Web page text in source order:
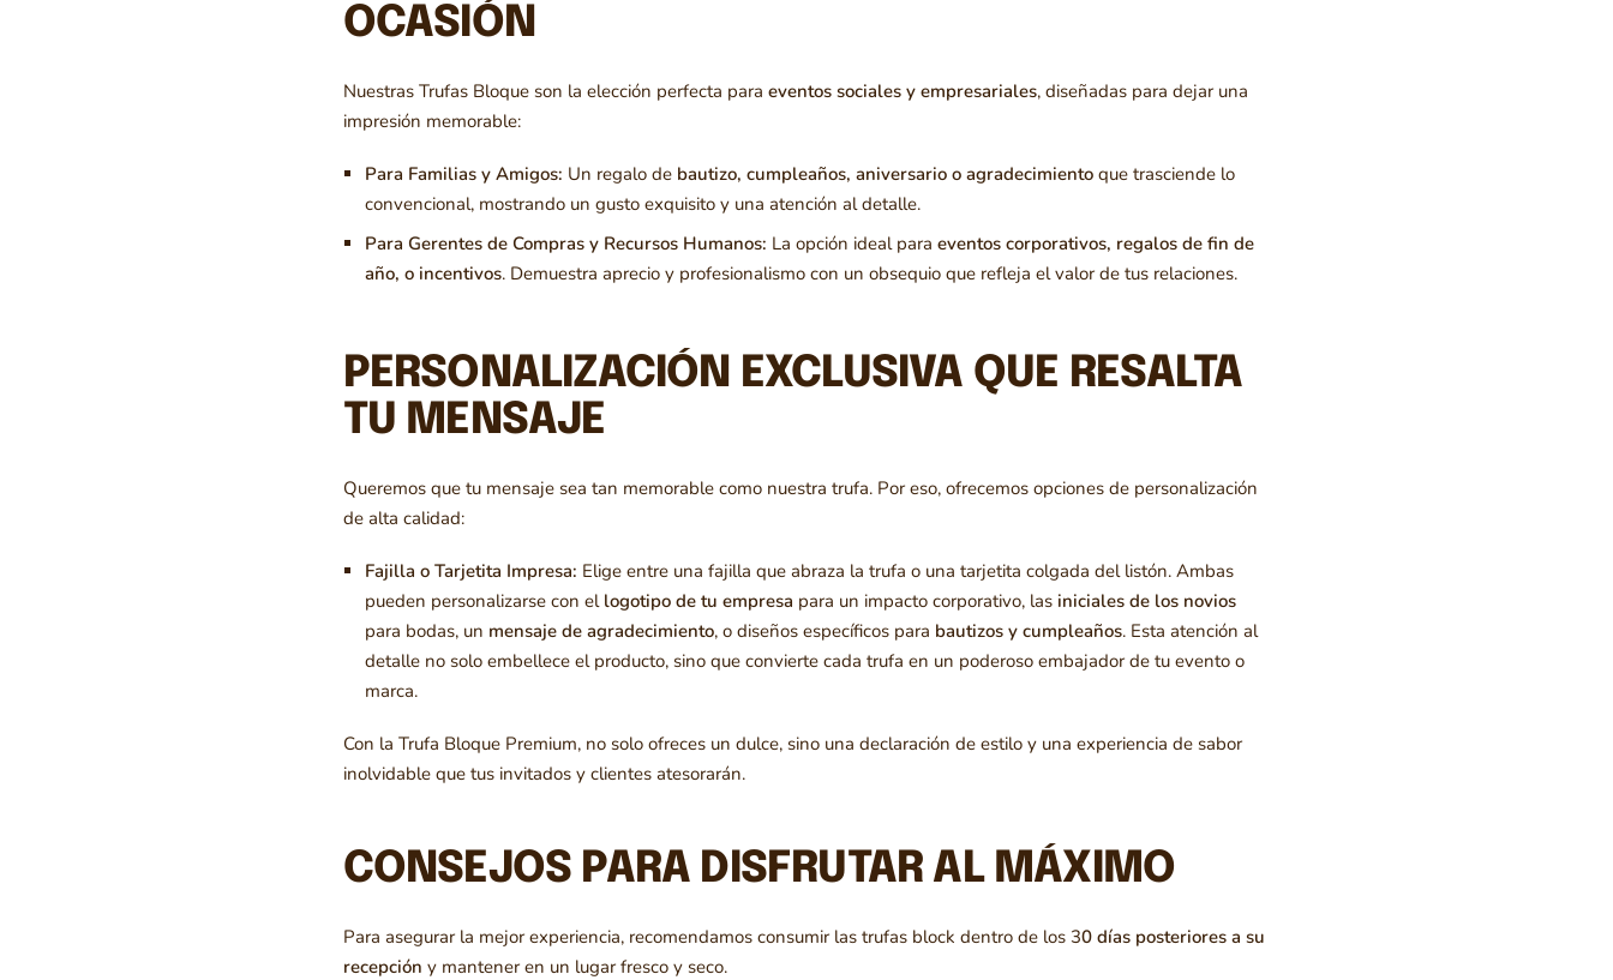
OCASIÓN
Nuestras Trufas Bloque son la elección perfecta para eventos sociales y empresariales, diseñadas para dejar una
impresión memorable:
Para Familias y Amigos: Un regalo de bautizo, cumpleaños, aniversario o agradecimiento que trasciende lo
convencional, mostrando un gusto exquisito y una atención al detalle.
Para Gerentes de Compras y Recursos Humanos: La opción ideal paraeventos corporativos, regalos de fin de
año, o incentivos. Demuestra aprecio y profesionalismo con un obsequio que refleja el valor de tus relaciones.
PERSONALIZACIÓN EXCLUSIVA QUE RESALTA
TU MENSAJE
Queremos que tu mensaje sea tan memorable como nuestra trufa. Por eso, ofrecemos opciones de personalización
de alta calidad:
Fajilla o Tarjetita Impresa: Elige entre una fajilla que abraza la trufa o una tarjetita colgada del listón. Ambas
pueden personalizarse con el logotipo de tu empresa para un impacto corporativo, las iniciales de los novios
para bodas, un mensaje de agradecimiento, o diseños específicos para bautizos y cumpleaños. Esta atención al
detalle no solo embellece el producto, sino que convierte cada trufa en un poderoso embajador de tu evento o
marca.
Con la Trufa Bloque Premium, no solo ofreces un dulce, sino una declaración de estilo y una experiencia de sabor
inolvidable que tus invitados y clientes atesorarán.
CONSEJOS PARA DISFRUTAR AL MÁXIMO
Para asegurar la mejor experiencia, recomendamos consumir las trufas block dentro de los 30 días posteriores a su
recepción y mantener en un lugar fresco y seco.